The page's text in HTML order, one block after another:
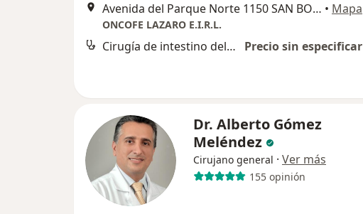
Avenida del Parque Norte 1150 SAN BORJA, San Borja • Mapa
ONCOFE LAZARO E.I.R.L.
Cirugía de intestino delgado Precio sin especificar
Dr. Alberto Gómez
Meléndez
Cirujano general · Ver más
155 opinión